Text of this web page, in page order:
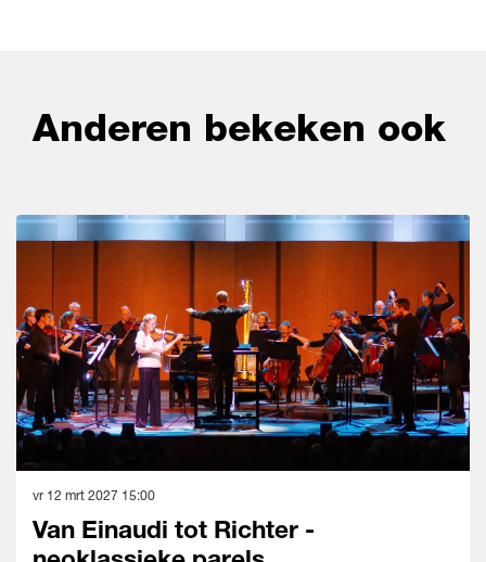
Anderen bekeken ook
Van Einaudi tot Richter -
vr 12 mrt 2027 15:00